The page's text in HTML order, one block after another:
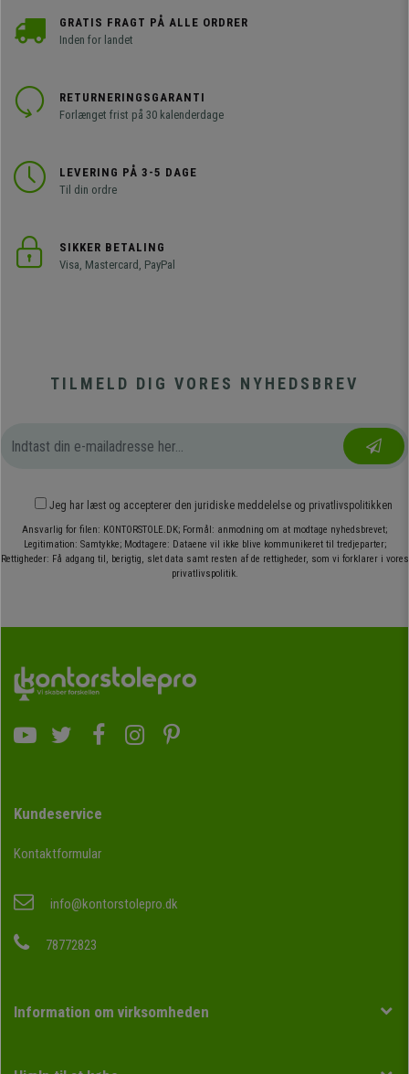
GRATIS FRAGT PÅ ALLE ORDRER
Inden for landet
RETURNERINGSGARANTI
Forlænget frist på 30 kalenderdage
LEVERING PÅ 3-5 DAGE
Til din ordre
SIKKER BETALING
Visa, Mastercard, PayPal
TILMELD DIG VORES NYHEDSBREV
Jeg har læst og accepterer den juridiske meddelelse og privatlivspolitikken
Ansvarlig for filen: KONTORSTOLE.DK; Formål: anmodning om at modtage nyhedsbrevet;
Legitimation: Samtykke; Modtagere: Dataene vil ikke blive kommunikeret til tredjeparter;
Rettigheder: Få adgang til, berigtig, slet data samt resten af de rettigheder, som vi forklarer i vores
privatlivspolitik.
Kundeservice
Kontaktformular
info@kontorstolepro.dk
78772823
Information om virksomheden